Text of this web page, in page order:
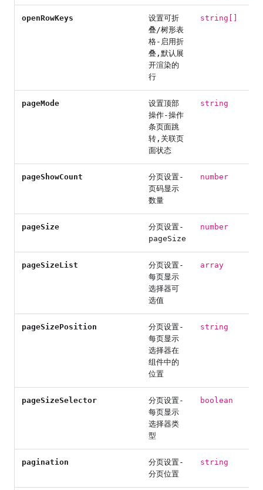
openRowKeys
设置可折
叠/树形表
格-启用折
叠,默认展
开渲染的
行
string[]
pageMode
设置顶部
操作-操作
条页面跳
转,关联页
面状态
string
pageShowCount
分页设置-
页码显示
数量
number
pageSize
分页设置-
pageSize
number
pageSizeList
分页设置-
每页显示
选择器可
选值
array
pageSizePosition
分页设置-
每页显示
选择器在
组件中的
位置
string
pageSizeSelector
分页设置-
每页显示
选择器类
型
boolean
pagination
分页设置-
分页位置
string